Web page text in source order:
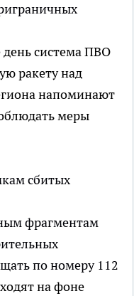
день система ПВО
ракету над
напоминают
меры
сбитых
фрагментам
по номеру 112
на фоне